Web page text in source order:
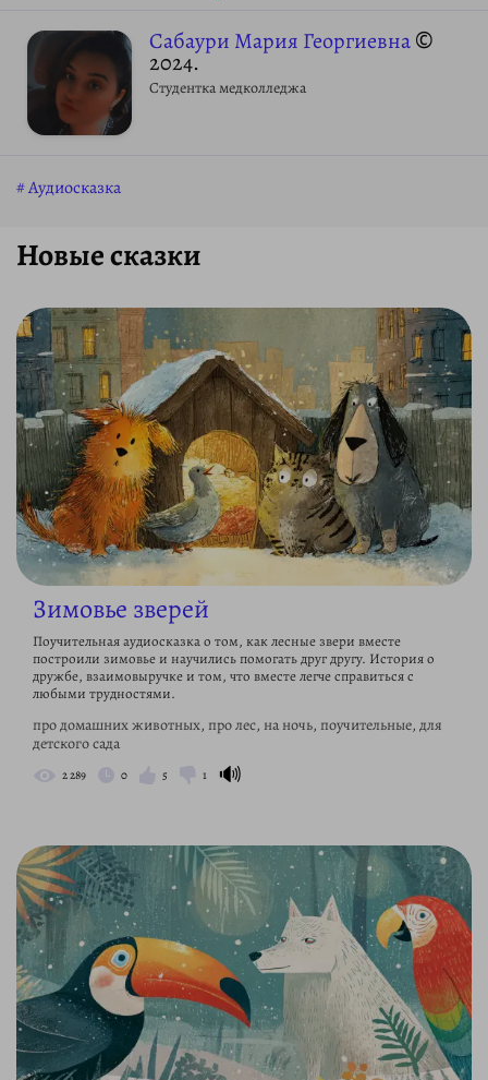
Сабаури Мария Георгиевна©
2024.
Студентка медколледжа
Аудиосказка
Новые сказки
Зимовье зверей
Поучительная аудиосказка о том, как лесные звери вместе
построили зимовье и научились помогать друг другу. История о
дружбе, взаимовыручке и том, что вместе легче справиться с
любыми трудностями.
про домашних животных, про лес, на ночь, поучительные, для
детского сада
2 289 0 5 1 🔊